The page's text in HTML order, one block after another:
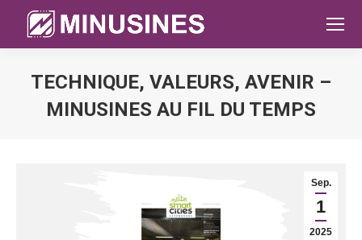
TECHNIQUE, VALEURS, AVENIR –
MINUSINES AU FIL DU TEMPS
Sep.
1
2025